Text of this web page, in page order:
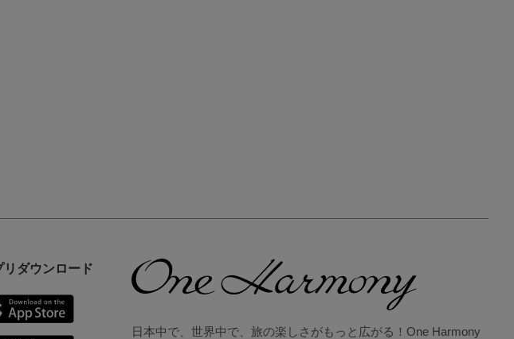
リダウンロード
日本中で、世界中で、旅の楽しさがもっと広がる！One Harmony